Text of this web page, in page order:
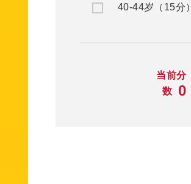
40-44岁（15分）
当前分
数
0